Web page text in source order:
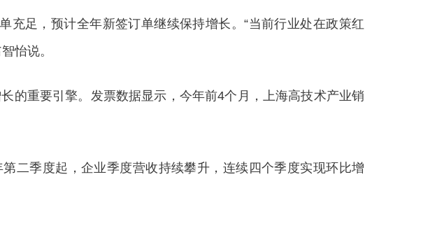
足，预计全年新签订单继续保持增长。“当前行业处在政策红
怡说。
重要引擎。发票数据显示，今年前4个月，上海高技术产业销
季度起，企业季度营收持续攀升，连续四个季度实现环比增